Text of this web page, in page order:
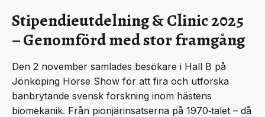
Stipendieutdelning & Clinic 2025
– Genomförd med stor framgång
Den 2 november samlades besökare i Hall B på
Jönköping Horse Show för att fira och utforska
banbrytande svensk forskning inom hästens
biomekanik. Från pionjärinsatserna på 1970‑talet – då